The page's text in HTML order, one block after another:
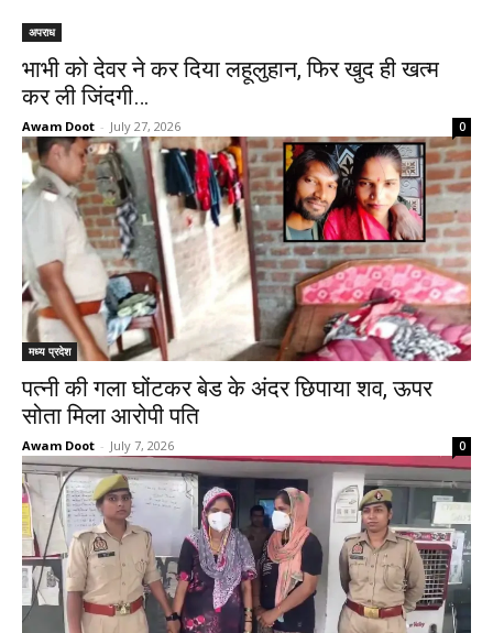
अपराध
भाभी को देवर ने कर दिया लहूलुहान, फिर खुद ही खत्म
कर ली जिंदगी…
Awam Doot - July 27, 2026 0
मध्य प्रदेश
पत्नी की गला घोंटकर बेड के अंदर छिपाया शव, ऊपर
सोता मिला आरोपी पति
Awam Doot - July 7, 2026 0